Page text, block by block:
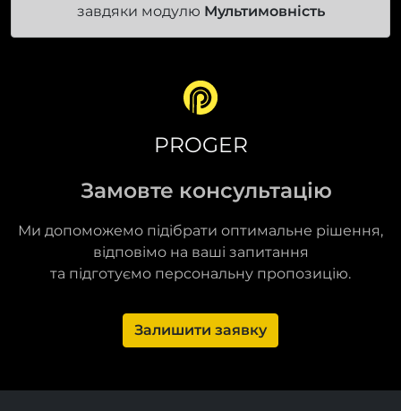
завдяки модулю Мультимовність
PROGER
Замовте консультацію
Ми допоможемо підібрати оптимальне рішення,
відповімо на ваші запитання
та підготуємо персональну пропозицію.
Залишити заявку